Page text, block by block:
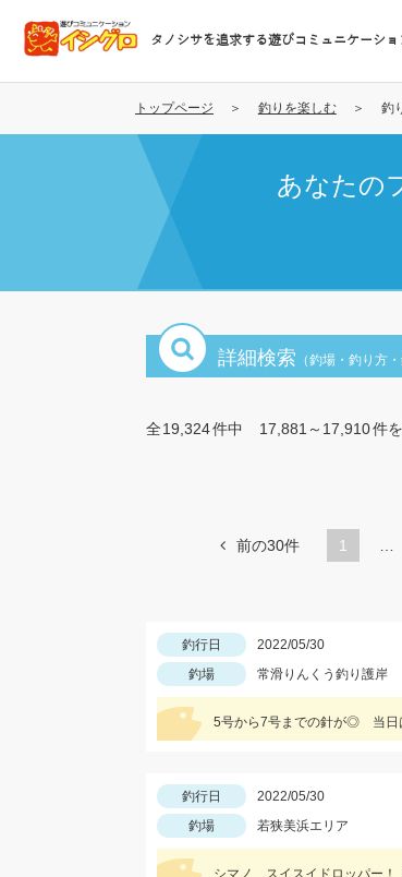
コ
テ
タノシサを追求する遊びコミュニケーショ
トップページ 釣りを楽しむ 釣
あなたの
詳細検索 （釣場・釣り方
全19,324件中 17,881～17,910件
前の30件 1
釣行日 2022/05/30
釣場
常滑りんくう釣り護岸
5号から7号までの針が◎ 当日
釣行日 2022/05/30
釣場
若狭美浜エリア
シマノ スイスイドロッパー！